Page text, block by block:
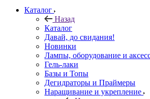
Каталог
Назад
Каталог
Давай, до свидания!
Новинки
Лампы, оборудование и
Гель-лаки
Базы и Топы
Дегидраторы и Праймеры
Наращивание и укрепление